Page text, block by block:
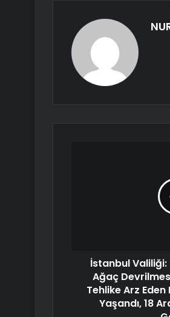
İstanbul Valiliği:
Ağaç
Tehlike Arz Eden
Yaşandı, 18